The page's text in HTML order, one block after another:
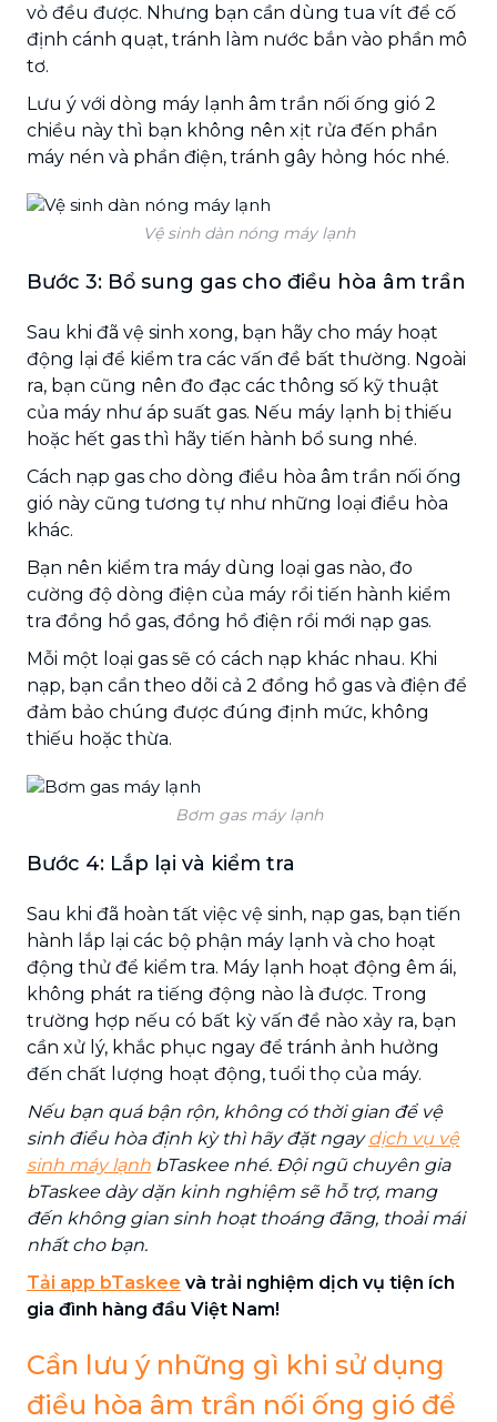
vỏ đều được. Nhưng bạn cần dùng tua vít để cố
định cánh quạt, tránh làm nước bắn vào phần mô
tơ.
Lưu ý với dòng máy lạnh âm trần nối ống gió 2
chiều này thì bạn không nên xịt rửa đến phần
máy nén và phần điện, tránh gây hỏng hóc nhé.
Vệ sinh dàn nóng máy lạnh
Bước 3: Bổ sung gas cho điều hòa âm trần
Sau khi đã vệ sinh xong, bạn hãy cho máy hoạt
động lại để kiểm tra các vấn đề bất thường. Ngoài
ra, bạn cũng nên đo đạc các thông số kỹ thuật
của máy như áp suất gas. Nếu máy lạnh bị thiếu
hoặc hết gas thì hãy tiến hành bổ sung nhé.
Cách nạp gas cho dòng điều hòa âm trần nối ống
gió này cũng tương tự như những loại điều hòa
khác.
Bạn nên kiểm tra máy dùng loại gas nào, đo
cường độ dòng điện của máy rồi tiến hành kiểm
tra đồng hồ gas, đồng hồ điện rồi mới nạp gas.
Mỗi một loại gas sẽ có cách nạp khác nhau. Khi
nạp, bạn cần theo dõi cả 2 đồng hồ gas và điện để
đảm bảo chúng được đúng định mức, không
thiếu hoặc thừa.
Bơm gas máy lạnh
Bước 4: Lắp lại và kiểm tra
Sau khi đã hoàn tất việc vệ sinh, nạp gas, bạn tiến
hành lắp lại các bộ phận máy lạnh và cho hoạt
động thử để kiểm tra. Máy lạnh hoạt động êm ái,
không phát ra tiếng động nào là được. Trong
trường hợp nếu có bất kỳ vấn đề nào xảy ra, bạn
cần xử lý, khắc phục ngay để tránh ảnh hưởng
đến chất lượng hoạt động, tuổi thọ của máy.
Nếu bạn quá bận rộn, không có thời gian để vệ
sinh điều hòa định kỳ thì hãy đặt ngaydịch vụ vệ
sinh máy lạnh bTaskee nhé. Đội ngũ chuyên gia
bTaskee dày dặn kinh nghiệm sẽ hỗ trợ, mang
đến không gian sinh hoạt thoáng đãng, thoải mái
nhất cho bạn.
Tải app bTaskee và trải nghiệm dịch vụ tiện ích
gia đình hàng đầu Việt Nam!
Cần lưu ý những gì khi sử dụng
điều hòa âm trần nối ống gió để